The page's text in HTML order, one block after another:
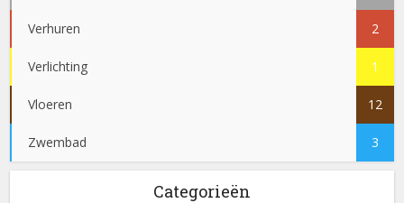
Verhuren 2
Verlichting 1
Vloeren 12
Zwembad 3
Categorieën